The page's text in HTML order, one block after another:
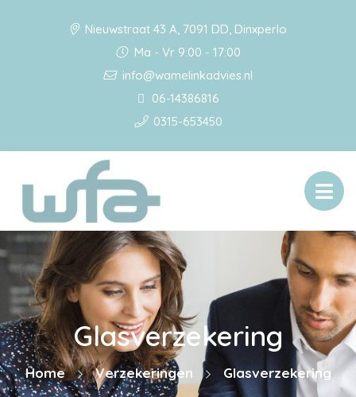
Nieuwstraat 43 A, 7091 DD, Dinxperlo
Ma - Vr 9:00 - 17:00
info@wamelinkadvies.nl
06-14386816
0315-653450
Glasverzekering
Home Verzekeringen Glasverzekering